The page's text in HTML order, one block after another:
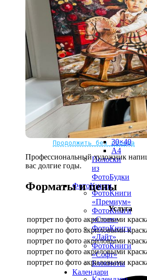
Не нашли Ваш город?
Мы доставляем по всему
Продолжить без города
20х20
20х30
30х30
30х40
А4
Фото
в
рамке
10х10
10×15
13×18
15×15
15×20
20×20
20×30
30×30
30×40
A4
Полоски
из
ФотоБудки
ФотоКниги
ФотоКниги
«Премиум»
ФотоКниги
«Слим»
ФотоКниги
«Лайт»
ФотоКниги
«Софт»
Блокноты
Календари
Профессиональный художник
вас долгие годы.
Форматы и цены
Услуга
портрет по фото акриловыми
портрет по фото акриловыми
портрет по фото акриловыми
портрет по фото акриловыми
портрет по фото акриловыми